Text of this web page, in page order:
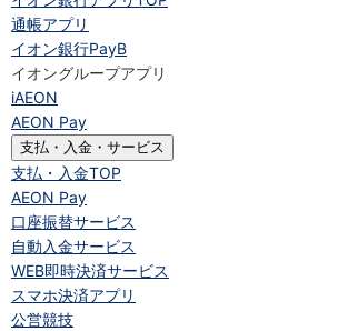
通帳アプリ
イオン銀行PayB
イオングループアプリ
iAEON
AEON Pay
支払・入金・サービス
支払・入金TOP
AEON Pay
口座振替サービス
自動入金サービス
WEB即時決済サービス
スマホ決済アプリ
公営競技